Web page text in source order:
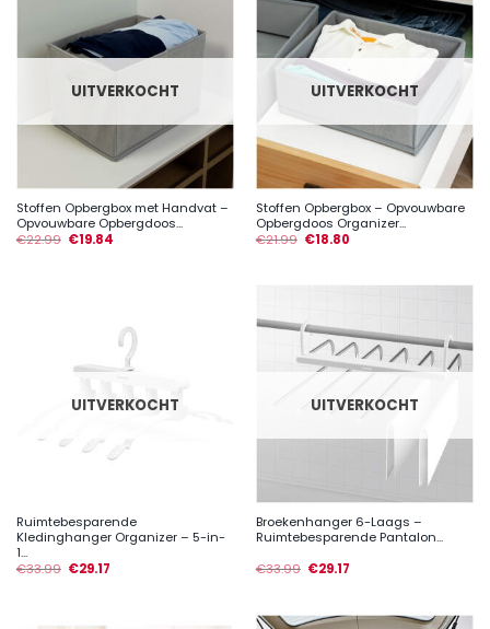
UITVERKOCHT
Stoffen Opbergbox met Handvat –
Opvouwbare Opbergdoos...
€22.99 €19.84
UITVERKOCHT
Stoffen Opbergbox – Opvouwbare
Opbergdoos Organizer...
€21.99 €18.80
UITVERKOCHT
Ruimtebesparende
Kledinghanger Organizer – 5-in-
1...
€33.99 €29.17
UITVERKOCHT
Broekenhanger 6-Laags –
Ruimtebesparende Pantalon...
€33.99 €29.17